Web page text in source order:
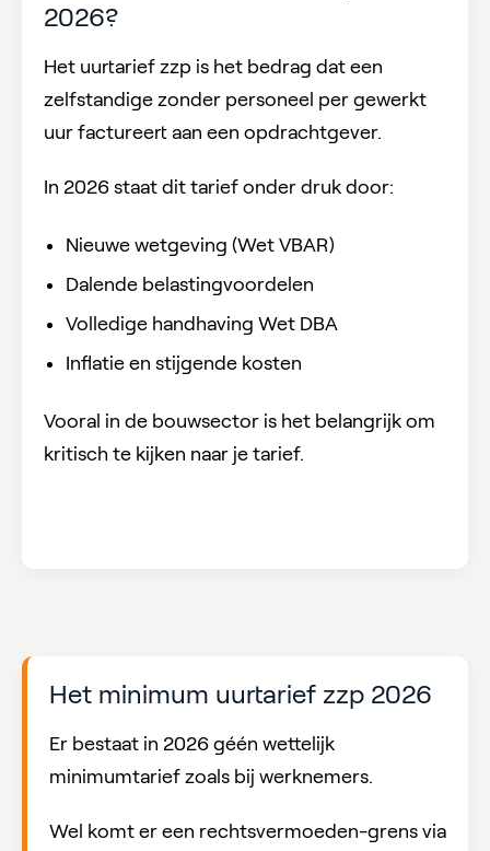
2026?
Het uurtarief zzp is het bedrag dat een
zelfstandige zonder personeel per gewerkt
uur factureert aan een opdrachtgever.
In 2026 staat dit tarief onder druk door:
Nieuwe wetgeving (Wet VBAR)
Dalende belastingvoordelen
Volledige handhaving Wet DBA
Inflatie en stijgende kosten
Vooral in de bouwsector is het belangrijk om
kritisch te kijken naar je tarief.
Het minimum uurtarief zzp 2026
Er bestaat in 2026 géén wettelijk
minimumtarief zoals bij werknemers.
Wel komt er een rechtsvermoeden-grens via